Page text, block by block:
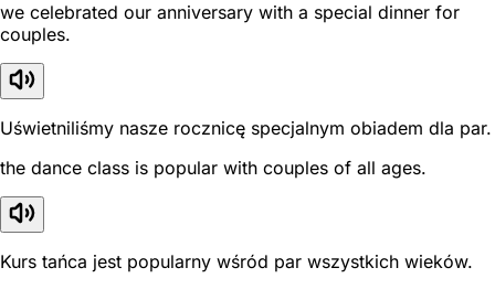
we celebrated our anniversary with a special dinner for
couples.
Uświetniliśmy nasze rocznicę specjalnym obiadem dla par.
the dance class is popular with couples of all ages.
Kurs tańca jest popularny wśród par wszystkich wieków.